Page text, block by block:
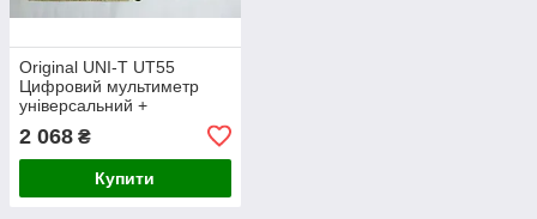
Original UNI-T UT55
Цифровий мультиметр
універсальний +
виробництва)
2 068 ₴
Купити